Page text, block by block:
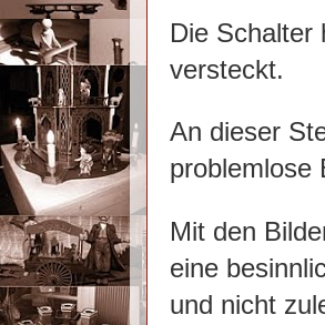
Die Schalter
versteckt.
An dieser
problemlose
Mit den
eine
und nicht